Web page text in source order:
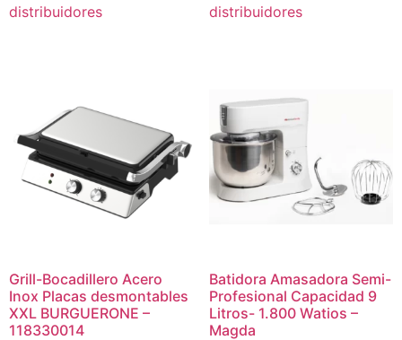
distribuidores
distribuidores
Grill-Bocadillero Acero
Inox Placas desmontables
XXL BURGUERONE –
118330014
Batidora Amasadora Semi-
Profesional Capacidad 9
Litros- 1.800 Watios –
Magda